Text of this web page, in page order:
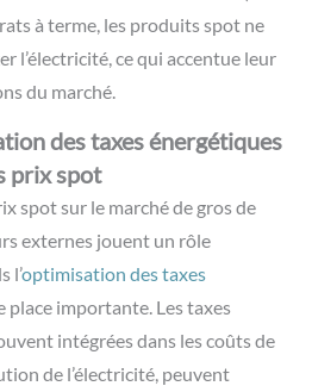
à terme, les produits spot ne
l’électricité, ce qui accentue leur
du marché.
des taxes énergétiques
prix spot
spot sur le marché de gros de
externes jouent un rôle
l’optimisation des taxes
place importante. Les taxes
intégrées dans les coûts de
de l’électricité, peuvent